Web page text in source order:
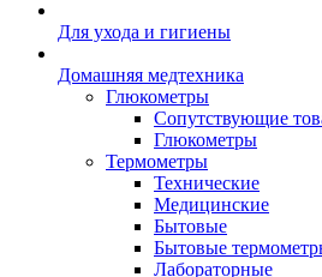
Для ухода и гигиены
Домашняя медтехника
Глюкометры
Сопутствующие
Глюкометры
Термометры
Технические
Медицинские
Бытовые
Бытовые
Лабораторные